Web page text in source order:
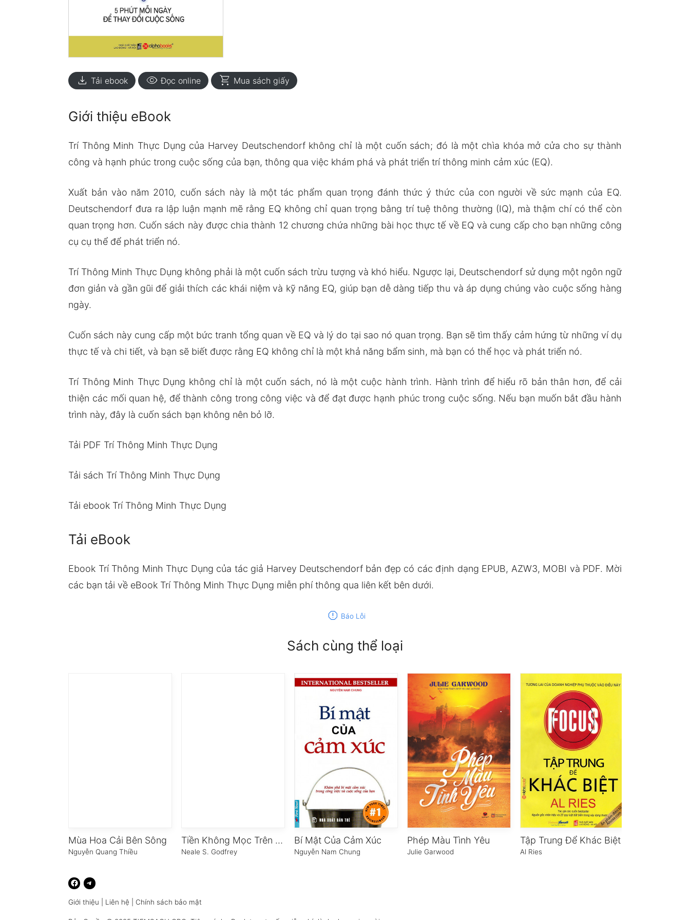
download Tải ebook visibility Đọc online shopping_cart Mua sách giấy
Giới thiệu eBook
Trí Thông Minh Thực Dụng của Harvey Deutschendorf không chỉ là một cuốn sách; đó là một chìa khóa mở cửa cho sự thành
công và hạnh phúc trong cuộc sống của bạn, thông qua việc khám phá và phát triển trí thông minh cảm xúc (EQ).
Xuất bản vào năm 2010, cuốn sách này là một tác phẩm quan trọng đánh thức ý thức của con người về sức mạnh của EQ.
Deutschendorf đưa ra lập luận mạnh mẽ rằng EQ không chỉ quan trọng bằng trí tuệ thông thường (IQ), mà thậm chí có thể còn
quan trọng hơn. Cuốn sách này được chia thành 12 chương chứa những bài học thực tế về EQ và cung cấp cho bạn những công
cụ cụ thể để phát triển nó.
Trí Thông Minh Thực Dụng không phải là một cuốn sách trừu tượng và khó hiểu. Ngược lại, Deutschendorf sử dụng một ngôn ngữ
đơn giản và gần gũi để giải thích các khái niệm và kỹ năng EQ, giúp bạn dễ dàng tiếp thu và áp dụng chúng vào cuộc sống hàng
ngày.
Cuốn sách này cung cấp một bức tranh tổng quan về EQ và lý do tại sao nó quan trọng. Bạn sẽ tìm thấy cảm hứng từ những ví dụ
thực tế và chi tiết, và bạn sẽ biết được rằng EQ không chỉ là một khả năng bẩm sinh, mà bạn có thể học và phát triển nó.
Trí Thông Minh Thực Dụng không chỉ là một cuốn sách, nó là một cuộc hành trình. Hành trình để hiểu rõ bản thân hơn, để cải
thiện các mối quan hệ, để thành công trong công việc và để đạt được hạnh phúc trong cuộc sống. Nếu bạn muốn bắt đầu hành
trình này, đây là cuốn sách bạn không nên bỏ lỡ.
Tải PDF Trí Thông Minh Thực Dụng
Tải sách Trí Thông Minh Thực Dụng
Tải ebook Trí Thông Minh Thực Dụng
Tải eBook
Ebook Trí Thông Minh Thực Dụng của tác giả Harvey Deutschendorf bản đẹp có các định dạng EPUB, AZW3, MOBI và PDF. Mời
các bạn tải về eBook Trí Thông Minh Thực Dụng miễn phí thông qua liên kết bên dưới.
report Báo Lỗi
Sách cùng thể loại
Mùa Hoa Cải Bên Sông
Nguyễn Quang Thiều
Tiền Không Mọc Trên Cây
Neale S. Godfrey
Bí Mật Của Cảm Xúc
Nguyễn Nam Chung
Phép Màu Tình Yêu
Julie Garwood
Tập Trung Để Khác Biệt
Al Ries
Giới thiệu Liên hệ Chính sách bảo mật